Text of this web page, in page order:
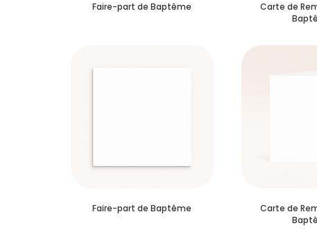
Faire-part de Baptême
Carte de
Faire-part de Baptême
Carte de